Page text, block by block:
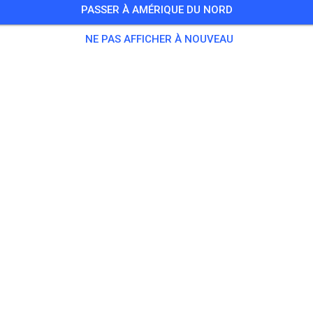
,25 Membres
PASSER À AMÉRIQUE DU NORD
NE PAS AFFICHER À NOUVEAU